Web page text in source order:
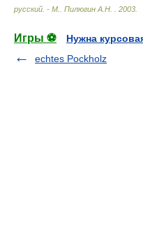
русский. - М.
Пилюгин А.Н. 2003
Игры ⚽
Нужна
echtes Pockholz